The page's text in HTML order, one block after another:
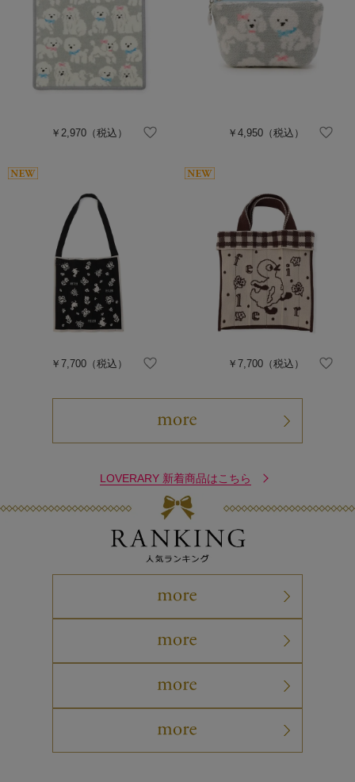
￥2,970 （税込） ￥4,950（税込）
￥7,700 （税込） ￥7,700（税込）
LOVERARY 新着商品はこちら